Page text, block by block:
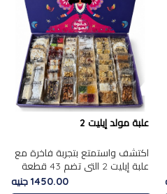
علبة مولد إيليت 2
اكتشف واستمتع بتجربة فاخرة مع
علبة إيليت 2 التي تضم 43 قطعة
تشكيلة من أرقى حلويات المولد
1450.00 جنيه